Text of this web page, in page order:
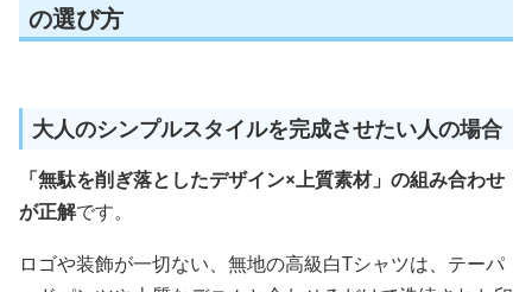
の選び方
大人のシンプルスタイルを完成させたい人の場合
「無駄を削ぎ落としたデザイン×上質素材」の組み合わせ
が正解です。
ロゴや装飾が一切ない、無地の高級白Tシャツは、テーパ